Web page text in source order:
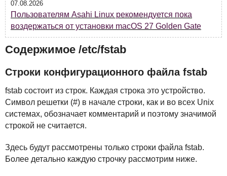
07.08.2026
Пользователям Asahi Linux рекомендуется пока
воздержаться от установки macOS 27 Golden Gate
Содержимое /etc/fstab
Строки конфигурационного файла fstab
fstab состоит из строк. Каждая строка это устройство.
Символ решетки (#) в начале строки, как и во всех Unix
системах, обозначает комментарий и поэтому значимой
строкой не считается.
Здесь будут рассмотрены только строки файла fstab.
Более детально каждую строчку рассмотрим ниже.